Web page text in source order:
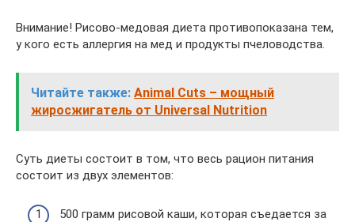
Внимание! Рисово-медовая диета противопоказана тем,
у кого есть аллергия на мед и продукты пчеловодства.
Читайте также: Animal Cuts – мощный
жиросжигатель от Universal Nutrition
Суть диеты состоит в том, что весь рацион питания
состоит из двух элементов:
500 грамм рисовой каши, которая съедается за